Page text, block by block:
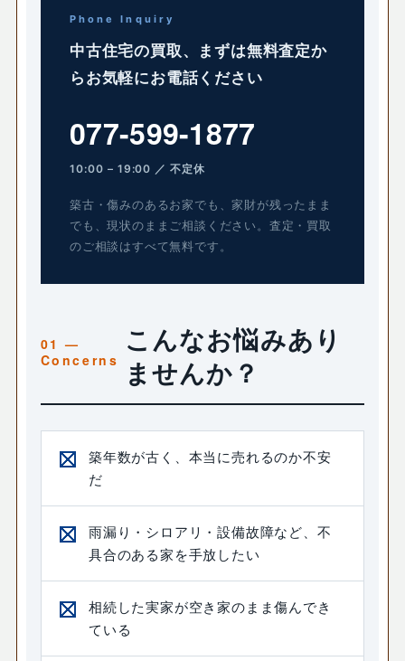
Phone Inquiry
中古住宅の買取、まずは無料査定か
らお気軽にお電話ください
077-599-1877
10:00 – 19:00 ／ 不定休
築古・傷みのあるお家でも、家財が残ったまま
でも、現状のままご相談ください。査定・買取
のご相談はすべて無料です。
こんなお悩みあり
ませんか？
築年数が古く、本当に売れるのか不安
だ
雨漏り・シロアリ・設備故障など、不
具合のある家を手放したい
相続した実家が空き家のまま傷んでき
ている